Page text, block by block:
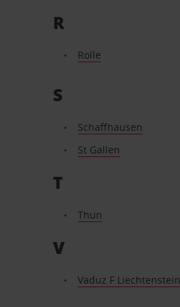
R
Rolle
S
Schaffhausen
St Gallen
T
Thun
V
Vaduz F Liechtenstein